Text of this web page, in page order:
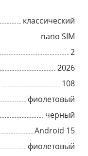
классический
nano SIM
2
2026
108
фиолетовый
черный
Android 15
фиолетовый